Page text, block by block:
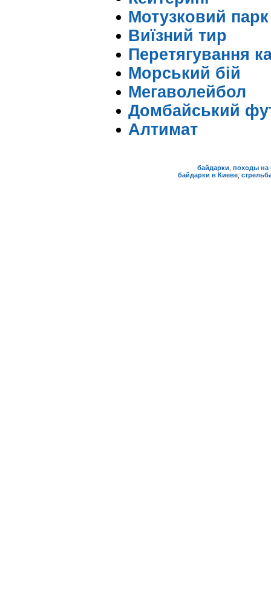
Мотузковий парк
Виїзний тир
Перетягування
Морський бій
Мегаволейбол
Домбайський
Алтимат
байдарки походы на
байдарки в Киеве,